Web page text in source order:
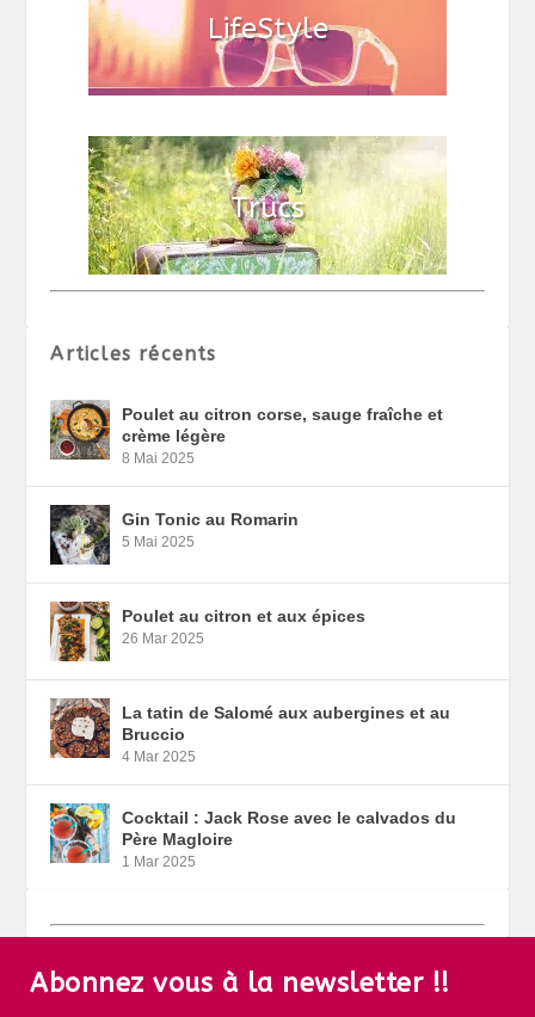
Articles récents
Poulet au citron corse, sauge fraîche et
crème légère
8 Mai 2025
Gin Tonic au Romarin
5 Mai 2025
Poulet au citron et aux épices
26 Mar 2025
La tatin de Salomé aux aubergines et au
Bruccio
4 Mar 2025
Cocktail : Jack Rose avec le calvados du
Père Magloire
1 Mar 2025
Abonnez vous à la newsletter !!